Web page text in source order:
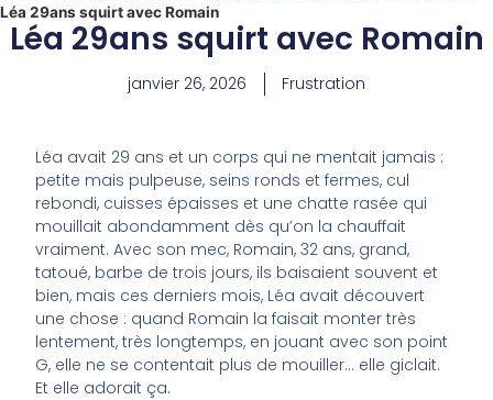
Léa 29ans squirt avec Romain
Léa 29ans squirt avec Romain
janvier 26, 2026 Frustration
Léa avait 29 ans et un corps qui ne mentait jamais :
petite mais pulpeuse, seins ronds et fermes, cul
rebondi, cuisses épaisses et une chatte rasée qui
mouillait abondamment dès qu’on la chauffait
vraiment. Avec son mec, Romain, 32 ans, grand,
tatoué, barbe de trois jours, ils baisaient souvent et
bien, mais ces derniers mois, Léa avait découvert
une chose : quand Romain la faisait monter très
lentement, très longtemps, en jouant avec son point
G, elle ne se contentait plus de mouiller… elle giclait.
Et elle adorait ça.